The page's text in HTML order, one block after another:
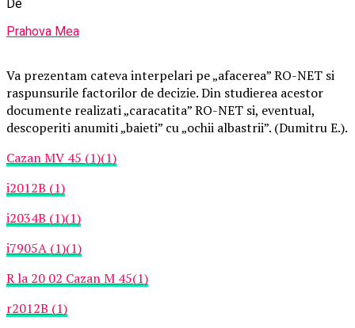
De
Prahova Mea
Va prezentam cateva interpelari pe „afacerea” RO-NET si
raspunsurile factorilor de decizie. Din studierea acestor
documente realizati „caracatita” RO-NET si, eventual,
descoperiti anumiti „baieti” cu „ochii albastrii”. (Dumitru E.).
Cazan MV 45 (1)(1)
i2012B (1)
i2034B (1)(1)
i7905A (1)(1)
R la 20 02 Cazan M 45(1)
r2012B (1)